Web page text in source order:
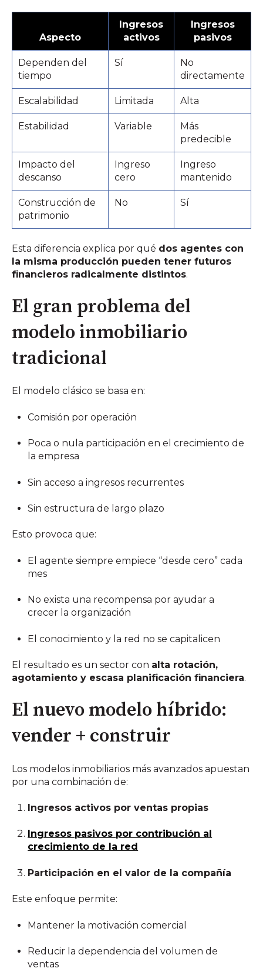
Aspecto
Ingresos
activos
Ingresos
pasivos
Dependen del
tiempo
Sí
No
directamente
Escalabilidad Limitada Alta
Estabilidad Variable
Más
predecible
Impacto del
descanso
Ingreso
cero
Ingreso
mantenido
Construcción de
patrimonio
No Sí
Esta diferencia explica por qué dos agentes con
la misma producción pueden tener futuros
financieros radicalmente distintos.
El gran problema del
modelo inmobiliario
tradicional
El modelo clásico se basa en:
Comisión por operación
Poca o nula participación en el crecimiento de
la empresa
Sin acceso a ingresos recurrentes
Sin estructura de largo plazo
Esto provoca que:
El agente siempre empiece “desde cero” cada
mes
No exista una recompensa por ayudar a
crecer la organización
El conocimiento y la red no se capitalicen
El resultado es un sector con alta rotación,
agotamiento y escasa planificación financiera.
El nuevo modelo híbrido:
vender + construir
Los modelos inmobiliarios más avanzados apuestan
por una combinación de:
Ingresos activos por ventas propias
Ingresos pasivos por contribución al
crecimiento de la red
Participación en el valor de la compañía
Este enfoque permite:
Mantener la motivación comercial
Reducir la dependencia del volumen de
ventas